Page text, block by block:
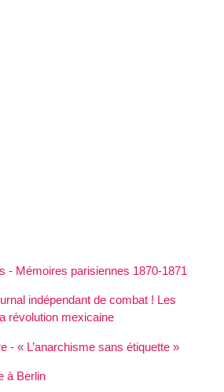
- Mémoires parisiennes 1870-1871
indépendant de combat ! Les
révolution mexicaine
- « L’anarchisme sans étiquette »
à Berlin